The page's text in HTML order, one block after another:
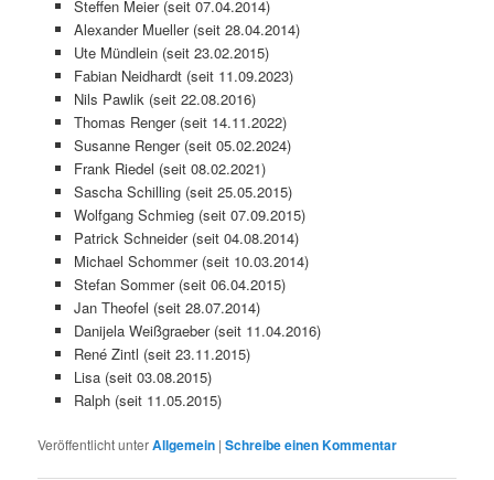
Steffen Meier (seit 07.04.2014)
Alexander Mueller (seit 28.04.2014)
Ute Mündlein (seit 23.02.2015)
Fabian Neidhardt (seit 11.09.2023)
Nils Pawlik (seit 22.08.2016)
Thomas Renger (seit 14.11.2022)
Susanne Renger (seit 05.02.2024)
Frank Riedel (seit 08.02.2021)
Sascha Schilling (seit 25.05.2015)
Wolfgang Schmieg (seit 07.09.2015)
Patrick Schneider (seit 04.08.2014)
Michael Schommer (seit 10.03.2014)
Stefan Sommer (seit 06.04.2015)
Jan Theofel (seit 28.07.2014)
Danijela Weißgraeber (seit 11.04.2016)
René Zintl (seit 23.11.2015)
Lisa (seit 03.08.2015)
Ralph (seit 11.05.2015)
Veröffentlicht unterAllgemein |Schreibe einen Kommentar